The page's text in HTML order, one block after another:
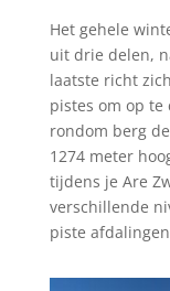
Het gehele
uit drie delen,
laatste richt
pistes om op te
rondom berg
1274 meter
tijdens je Are
verschillende
piste